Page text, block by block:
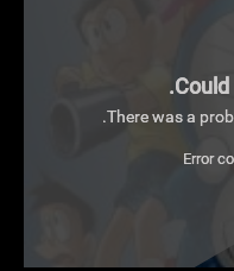
Could
There was a
Error